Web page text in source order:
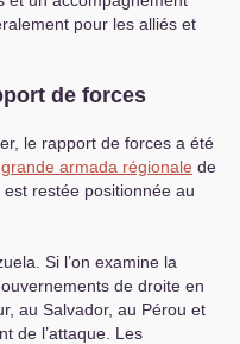
pour les alliés et
de forces
le rapport de forces a été
armada régionale de
restée positionnée au
Si l’on examine la
de droite en
au Salvador, au Pérou et
de l’attaque. Les